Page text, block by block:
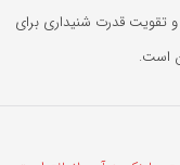
تقویت قدرت شنیداری برای
است.